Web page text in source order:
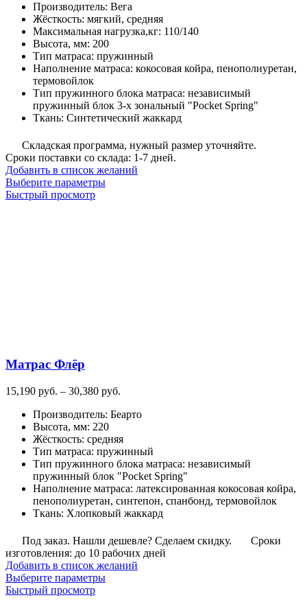
8,855
руб.
–
руб.
Производитель: Вега
Жёсткость: мягкий, средняя
Максимальная нагрузка,кг: 110/140
Высота, мм: 200
Тип матраса: пружинный
Наполнение матраса: кокосовая койра, пенополиуретан,
термовойлок
Тип пружинного блока матраса: независимый
пружинный блок 3-х зональный "Pocket Spring"
Ткань: Синтетический жаккард
Складская программа, нужный размер уточняйте.
Сроки поставки со склада: 1-7 дней.
Добавить в список желаний
Выберите параметрыЭтот
Быстрый просмотр
Матрас Флёр
15,190 руб. – 30,380 руб.
15,190
–
30,380
руб.
Производитель: Беарто
Высота, мм: 220
Жёсткость: средняя
Тип матраса: пружинный
Тип пружинного блока матраса: независимый
пружинный блок "Pocket Spring"
Наполнение матраса: латексированная кокосовая койра,
пенополиуретан, синтепон, спанбонд, термовойлок
Ткань: Хлопковый жаккард
Под заказ. Нашли дешевле? Сделаем скидку.
Сроки
изготовления: до 10 рабочих дней
Добавить в список желаний
Выберите параметрыЭтот
Быстрый просмотр